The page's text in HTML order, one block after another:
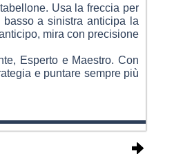
Usa la freccia per
a sinistra anticipa la
mira con precisione
Esperto e Maestro. Con
e puntare sempre più